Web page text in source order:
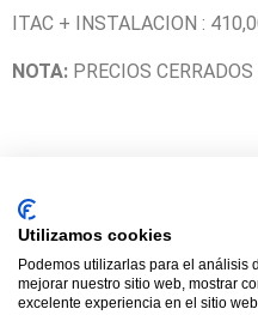
ITAC + INSTALACION :
NOTA: PRECIOS CERRADOS
© 2021 TODOS LOS
diseñada
Utilizamos cookies
Podemos utilizarlas para el análisis
mejorar nuestro sitio web, mostrar
excelente experiencia en el sitio